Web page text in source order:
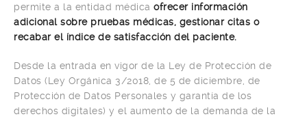
permite a la entidad médica ofrecer información
adicional sobre pruebas médicas, gestionar citas o
recabar el índice de satisfacción del paciente.
Desde la entrada en vigor de la Ley de Protección de
Datos (Ley Orgánica 3/2018, de 5 de diciembre, de
Protección de Datos Personales y garantía de los
derechos digitales) y el aumento de la demanda de la